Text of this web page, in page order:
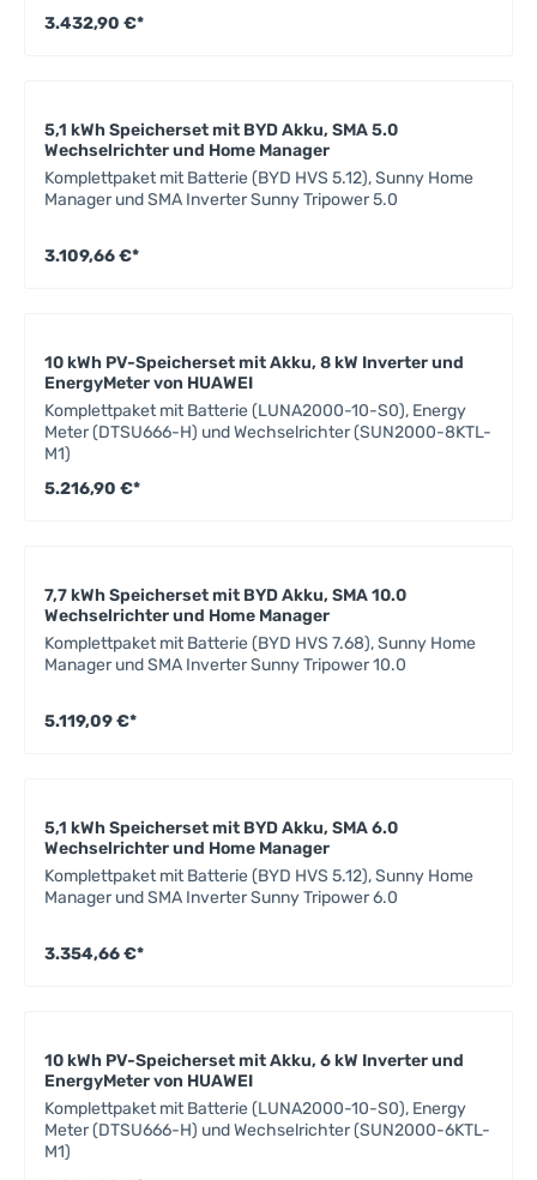
3.432,90 €*
5,1 kWh Speicherset mit BYD Akku, SMA 5.0
Wechselrichter und Home Manager
Komplettpaket mit Batterie (BYD HVS 5.12), Sunny Home
Manager und SMA Inverter Sunny Tripower 5.0
3.109,66 €*
10 kWh PV-Speicherset mit Akku, 8 kW Inverter und
EnergyMeter von HUAWEI
Komplettpaket mit Batterie (LUNA2000-10-S0), Energy
Meter (DTSU666-H) und Wechselrichter (SUN2000-8KTL-
M1)
5.216,90 €*
7,7 kWh Speicherset mit BYD Akku, SMA 10.0
Wechselrichter und Home Manager
Komplettpaket mit Batterie (BYD HVS 7.68), Sunny Home
Manager und SMA Inverter Sunny Tripower 10.0
5.119,09 €*
5,1 kWh Speicherset mit BYD Akku, SMA 6.0
Wechselrichter und Home Manager
Komplettpaket mit Batterie (BYD HVS 5.12), Sunny Home
Manager und SMA Inverter Sunny Tripower 6.0
3.354,66 €*
10 kWh PV-Speicherset mit Akku, 6 kW Inverter und
EnergyMeter von HUAWEI
Komplettpaket mit Batterie (LUNA2000-10-S0), Energy
Meter (DTSU666-H) und Wechselrichter (SUN2000-6KTL-
M1)